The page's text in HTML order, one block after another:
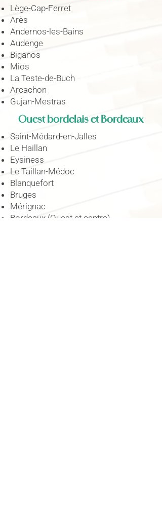
Lège-Cap-Ferret
Arès
Andernos-les-Bains
Audenge
Biganos
Mios
La Teste-de-Buch
Arcachon
Gujan-Mestras
Ouest bordelais et Bordeaux
Saint-Médard-en-Jalles
Le Haillan
Eysiness
Le Taillan-Médoc
Blanquefort
Bruges
Mérignac
Bordeaux (Ouest et centre)